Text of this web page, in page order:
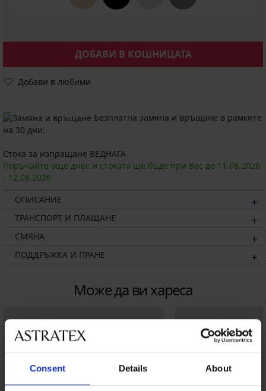
Consent Details About
ДОБАВИ В КОШНИЦАТА
Добави в любими
Безплатна замяна и връщане в рамките
на 30 дни.
Стока за изпращане ВЕДНАГА
Поръчайте още днес и стоката ще бъде при Вас до 11.08.2026
- 12.08.2026
ОПИСАНИЕ
ТРАНСПОРТ И ПЛАЩАНЕ
СМЯНА
ПОДДРЪЖКА И ПРАНЕ
Може да ви хареса